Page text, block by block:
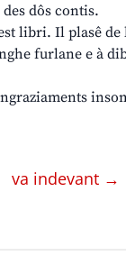
dôs contis.
libri. Il plasê
furlane e à
va indevant →